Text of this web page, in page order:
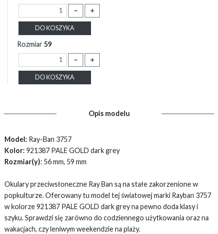
－ ＋
DO KOSZYKA
Rozmiar 59
－ ＋
DO KOSZYKA
Opis modelu
Model: Ray-Ban 3757
Kolor: 921387 PALE GOLD dark grey
Rozmiar(y): 56 mm, 59 mm
Okulary przeciwsłoneczne Ray Ban są na stałe zakorzenione w
popkulturze. Oferowany tu model tej światowej marki Rayban 3757
w kolorze 921387 PALE GOLD dark grey na pewno doda klasy i
szyku. Sprawdzi się zarówno do codziennego użytkowania oraz na
wakacjach, czy leniwym weekendzie na plaży.